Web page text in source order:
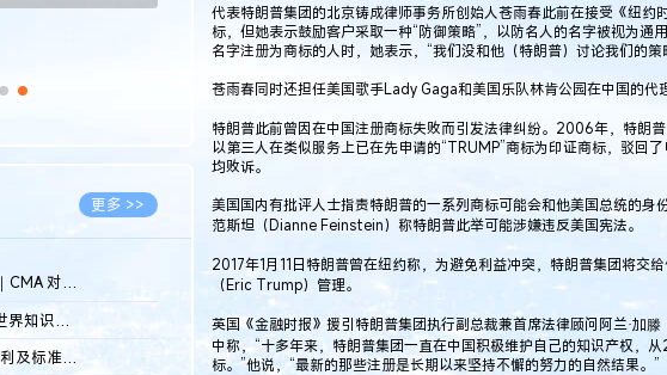
更多 >>
知识产权环球资讯｜CMA 对微软发起调查；批量搬运二手平台数据构...
WIPO发布《2026世界知识产权报告》 含报告全文
全球5G标准必要专利及标准提案研究报告（2026年）全文发布
代表特朗普集团的北京铸成律师事务所创始人苍雨春此前在接受《纽约
标，但她表示鼓励客户采取一种“防御策略”，以防名人的名字被视为通
名字注册为商标的人时，她表示，“我们没和他（特朗普）讨论我们的
苍雨春同时还担任美国歌手Lady Gaga和美国乐队林肯公园在中国的代
特朗普此前曾因在中国注册商标失败而引发法律纠纷。2006年，特朗
以第三人在类似服务上已在先申请的“TRUMP”商标为印证商标，驳回
均败诉。
美国国内有批评人士指责特朗普的一系列商标可能会和他美国总统的身
范斯坦（Dianne Feinstein）称特朗普此举可能涉嫌违反美国宪法。
2017年1月11日特朗普曾在纽约称，为避免利益冲突，特朗普集团将
（Eric Trump）管理。
英国《金融时报》援引特朗普集团执行副总裁兼首席法律顾问阿兰·加
中称，“十多年来，特朗普集团一直在中国积极维护自己的知识产权，
标。”他说，“最新的那些注册是长期以来坚持不懈的努力的自然结果。”